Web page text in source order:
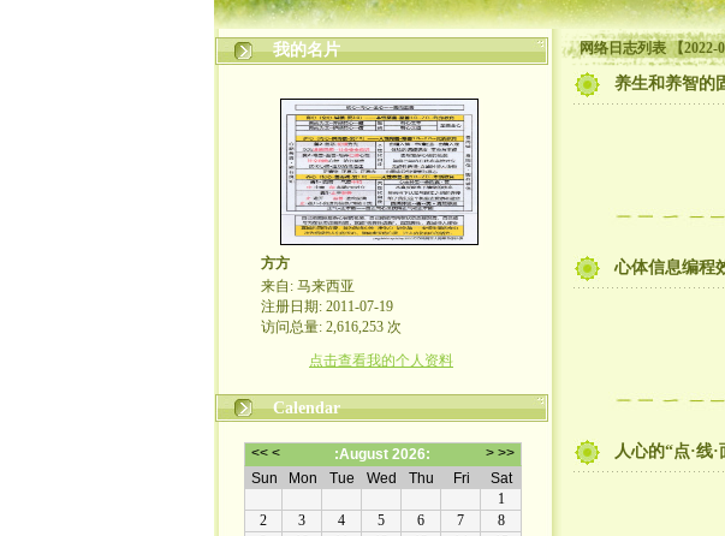
我的名片
方方
来自: 马来西亚
注册日期: 2011-07-19
访问总量: 2,616,253 次
点击查看我的个人资料
Calendar
网络日志列表 【2022-
养生和养智的
心体信息编程
人心的“点·线